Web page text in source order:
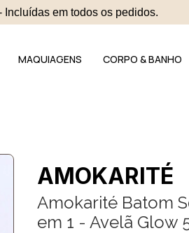
em todos os pedidos.
MAQUIAGENS CORPO & BANHO
AMOKARITÉ
Amokarité Batom
em 1 - Avelã Glow